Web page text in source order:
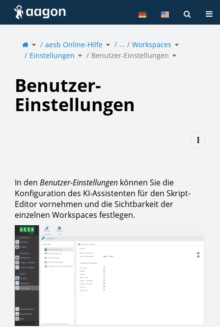
Home
Toggle
the
parent
tree
of
Benutzer-
Einstellungen.
aesb Online-Hilfe Toggle
the
hierarchy
tree
under
aesb
Online-
Hilfe.
… Workspaces Toggle
the
hierarchy
tree
Workspaces.
Einstellungen Toggle
the
hierarchy
tree
Benutzer-Einstellungen Toggle
the
hierarchy
tree
Benutzer-
Einstellungen
In den Benutzer-Einstellungen können Sie die
Konfiguration des KI-Assistenten für den Skript-
Editor vornehmen und die Sichtbarkeit der
einzelnen Workspaces festlegen.